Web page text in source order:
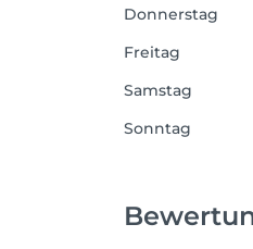
Donnerstag
Freitag
Samstag
Sonntag